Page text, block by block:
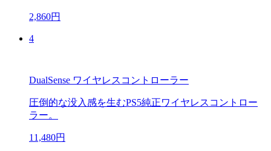
2,860円
4
DualSense ワイヤレスコントローラー
圧倒的な没入感を生むPS5純正ワイヤレスコントロー
ラー。
11,480円